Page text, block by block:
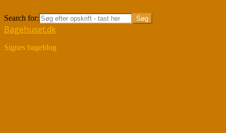
Search for:
Bagehuset.dk
Signes bageblog